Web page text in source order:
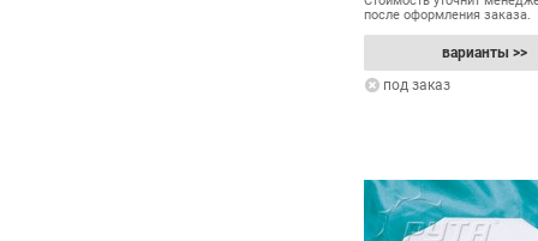
после оформления заказа.
варианты >>
под заказ